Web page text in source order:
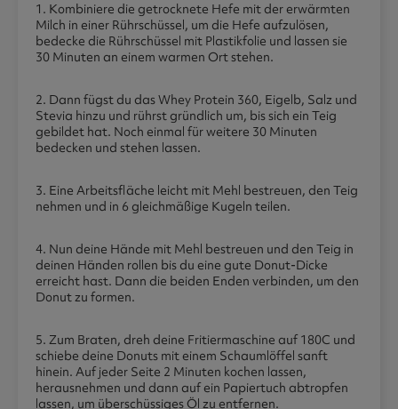
1. Kombiniere die getrocknete Hefe mit der erwärmten
Milch in einer Rührschüssel, um die Hefe aufzulösen,
bedecke die Rührschüssel mit Plastikfolie und lassen sie
30 Minuten an einem warmen Ort stehen.
2. Dann fügst du das Whey Protein 360, Eigelb, Salz und
Stevia hinzu und rührst gründlich um, bis sich ein Teig
gebildet hat. Noch einmal für weitere 30 Minuten
bedecken und stehen lassen.
3. Eine Arbeitsfläche leicht mit Mehl bestreuen, den Teig
nehmen und in 6 gleichmäßige Kugeln teilen.
4. Nun deine Hände mit Mehl bestreuen und den Teig in
deinen Händen rollen bis du eine gute Donut-Dicke
erreicht hast. Dann die beiden Enden verbinden, um den
Donut zu formen.
5. Zum Braten, dreh deine Fritiermaschine auf 180C und
schiebe deine Donuts mit einem Schaumlöffel sanft
hinein. Auf jeder Seite 2 Minuten kochen lassen,
herausnehmen und dann auf ein Papiertuch abtropfen
lassen, um überschüssiges Öl zu entfernen.